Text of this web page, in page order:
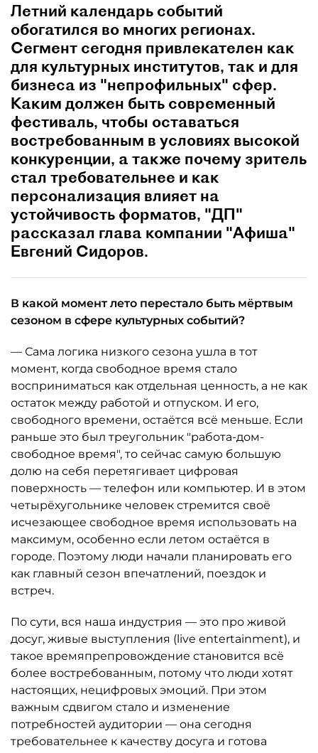
Летний календарь событий
обогатился во многих регионах.
Сегмент сегодня привлекателен как
для культурных институтов, так и для
бизнеса из "непрофильных" сфер.
Каким должен быть современный
фестиваль, чтобы оставаться
востребованным в условиях высокой
конкуренции, а также почему зритель
стал требовательнее и как
персонализация влияет на
устойчивость форматов, "ДП"
рассказал глава компании "Афиша"
Евгений Сидоров.
В какой момент лето перестало быть мёртвым
сезоном в сфере культурных событий?
— Сама логика низкого сезона ушла в тот
момент, когда свободное время стало
восприниматься как отдельная ценность, а не как
остаток между работой и отпуском. И его,
свободного времени, остаётся всё меньше. Если
раньше это был треугольник "работа-дом-
свободное время", то сейчас самую большую
долю на себя перетягивает цифровая
поверхность — телефон или компьютер. И в этом
четырёхугольнике человек стремится своё
исчезающее свободное время использовать на
максимум, особенно если летом остаётся в
городе. Поэтому люди начали планировать его
как главный сезон впечатлений, поездок и
встреч.
По сути, вся наша индустрия — это про живой
досуг, живые выступления (live entertainment), и
такое времяпрепровождение становится всё
более востребованным, потому что люди хотят
настоящих, нецифровых эмоций. При этом
важным сдвигом стало и изменение
потребностей аудитории — она сегодня
требовательнее к качеству досуга и готова